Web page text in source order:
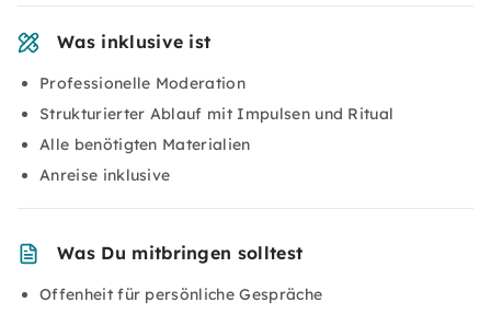
Was inklusive ist
Professionelle Moderation
Strukturierter Ablauf mit Impulsen und Ritual
Alle benötigten Materialien
Anreise inklusive
Was Du mitbringen solltest
Offenheit für persönliche Gespräche